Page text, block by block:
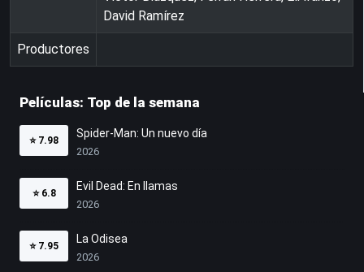
David Ramírez
Productores
Películas: Top de la semana
⭐ 7.98
Spider-Man: Un nuevo día
2026
⭐ 6.8
Evil Dead: En llamas
2026
⭐ 7.95
La Odisea
2026